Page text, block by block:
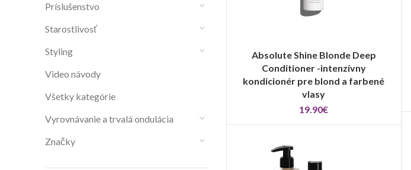
Príslušenstvo
Starostlivosť
Styling
Video návody
Všetky kategórie
Vyrovnávanie a trvalá ondulácia
Značky
VÝBER MOŽNOSTÍ
Absolute Shine Blonde Deep
Conditioner -intenzívny
kondicionér pre blond a farbené
vlasy
19.90€